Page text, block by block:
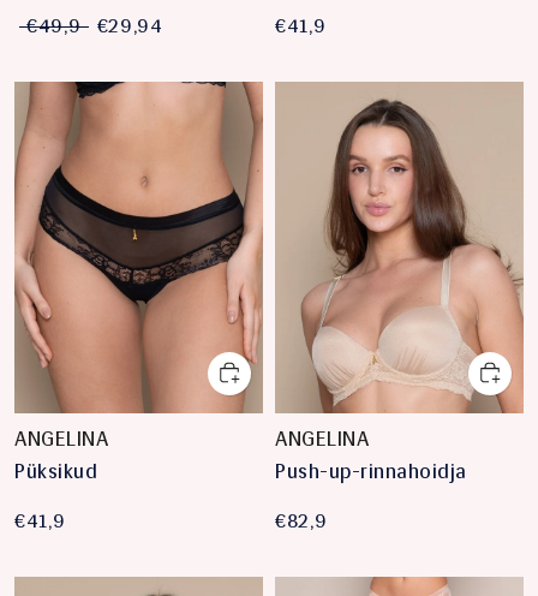
€49,9 €29,94 €41,9
ANGELINA
Püksikud
€41,9
ANGELINA
Push-up-rinnahoidja
€82,9